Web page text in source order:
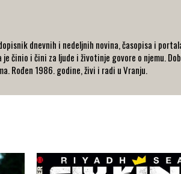
dnevnih i nedeljnih novina, časopisa i
činio i čini za ljude i životinje govore o njemu.
Rođen 1986. godine, živi i radi u Vranju.